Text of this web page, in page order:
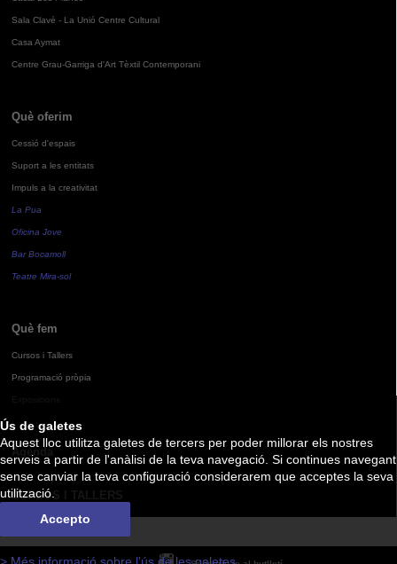
Ús de galetes
Aquest lloc utilitza galetes de tercers per poder millorar els nostres
serveis a partir de l'anàlisi de la teva navegació. Si continues navegant
sense canviar la teva configuració considerarem que acceptes la seva
utilització.
Accepto
Sala Clavé - La Unió Centre Cultural
Casa Aymat
Centre Grau-Garriga d'Art Tèxtil Contemporani
Què oferim
Cessió d'espais
Suport a les entitats
Impuls a la creativitat
La Pua
Oficina Jove
Bar Bocamoll
Teatre Mira-sol
Què fem
Cursos i Tallers
Programació pròpia
Agenda
CURSOS I TALLERS